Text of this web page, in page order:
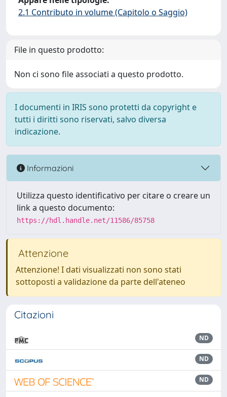
2.1 Contributo in volume (Capitolo o Saggio)
File in questo prodotto:
Non ci sono file associati a questo prodotto.
I documenti in IRIS sono protetti da copyright e
tutti i diritti sono riservati, salvo diversa
indicazione.
Informazioni
Utilizza questo identificativo per citare o creare un
link a questo documento:
https://hdl.handle.net/11586/85758
Attenzione
Attenzione! I dati visualizzati non sono stati
sottoposti a validazione da parte dell'ateneo
Citazioni
ND
ND
ND